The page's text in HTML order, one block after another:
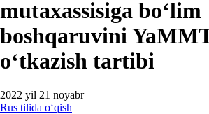
mutaхassisiga boʻlim
boshqaruvini
oʻtkazish tartibi
2022 yil 21 noyabr
Rus tilida oʻqish